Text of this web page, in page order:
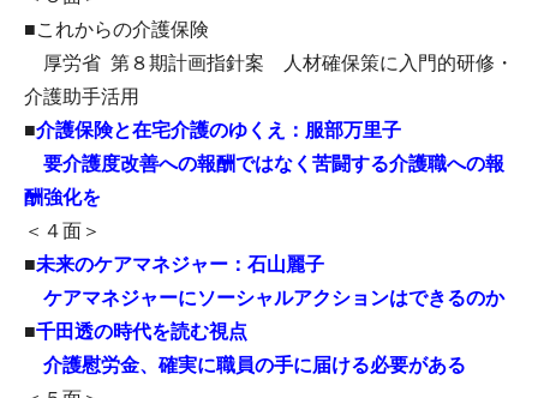
■これからの介護保険
厚労省 第８期計画指針案 人材確保策に入門的研修・
介護助手活用
■介護保険と在宅介護のゆくえ：服部万里子
要介護度改善への報酬ではなく苦闘する介護職への報
酬強化を
＜４面＞
■未来のケアマネジャー：石山麗子
ケアマネジャーにソーシャルアクションはできるのか
■千田透の時代を読む視点
介護慰労金、確実に職員の手に届ける必要がある